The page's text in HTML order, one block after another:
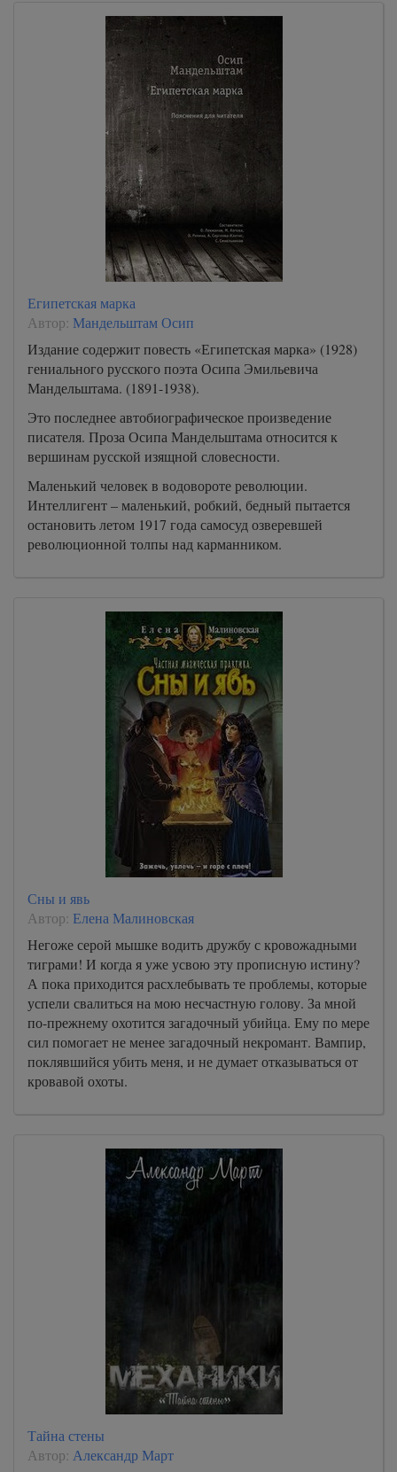
Египетская марка
Автор: Мандельштам Осип
Издание содержит повесть «Египетская марка» (1928)
гениального русского поэта Осипа Эмильевича
Мандельштама. (1891-1938).
Это последнее автобиографическое произведение
писателя. Проза Осипа Мандельштама относится к
вершинам русской изящной словесности.
Маленький человек в водовороте революции.
Интеллигент – маленький, робкий, бедный пытается
остановить летом 1917 года самосуд озверевшей
революционной толпы над карманником.
Сны и явь
Автор: Елена Малиновская
Негоже серой мышке водить дружбу с кровожадными
тиграми! И когда я уже усвою эту прописную истину?
А пока приходится расхлебывать те проблемы, которые
успели свалиться на мою несчастную голову. За мной
по-прежнему охотится загадочный убийца. Ему по мере
сил помогает не менее загадочный некромант. Вампир,
поклявшийся убить меня, и не думает отказываться от
кровавой охоты.
Тайна стены
Автор: Александр Март